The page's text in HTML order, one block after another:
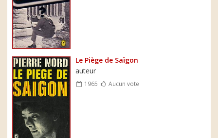
Le Piège de Saïgon
auteur
1965 Aucun vote